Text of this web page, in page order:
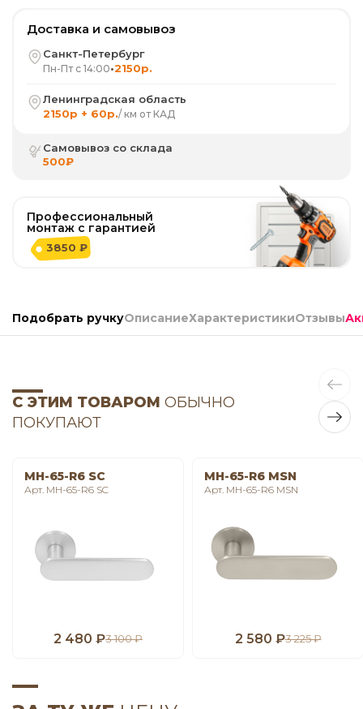
Доставка и самовывоз
Санкт-Петербург
Пн-Пт с 14:00•2150р.
Ленинградская область
2150р + 60р./ км от КАД
Самовывоз со склада
500₽
Профессиональный
монтаж с гарантией
3850 ₽
Подобрать ручкуОписаниеХарактеристикиОтзывы
С ЭТИМ ТОВАРОМ ОБЫЧНО
ПОКУПАЮТ
MH-65-R6 SC
Арт. MH-65-R6 SC
2 480 ₽3 100 ₽
MH-65-R6 MSN
Арт. MH-65-R6 MSN
2 580 ₽3 225 ₽